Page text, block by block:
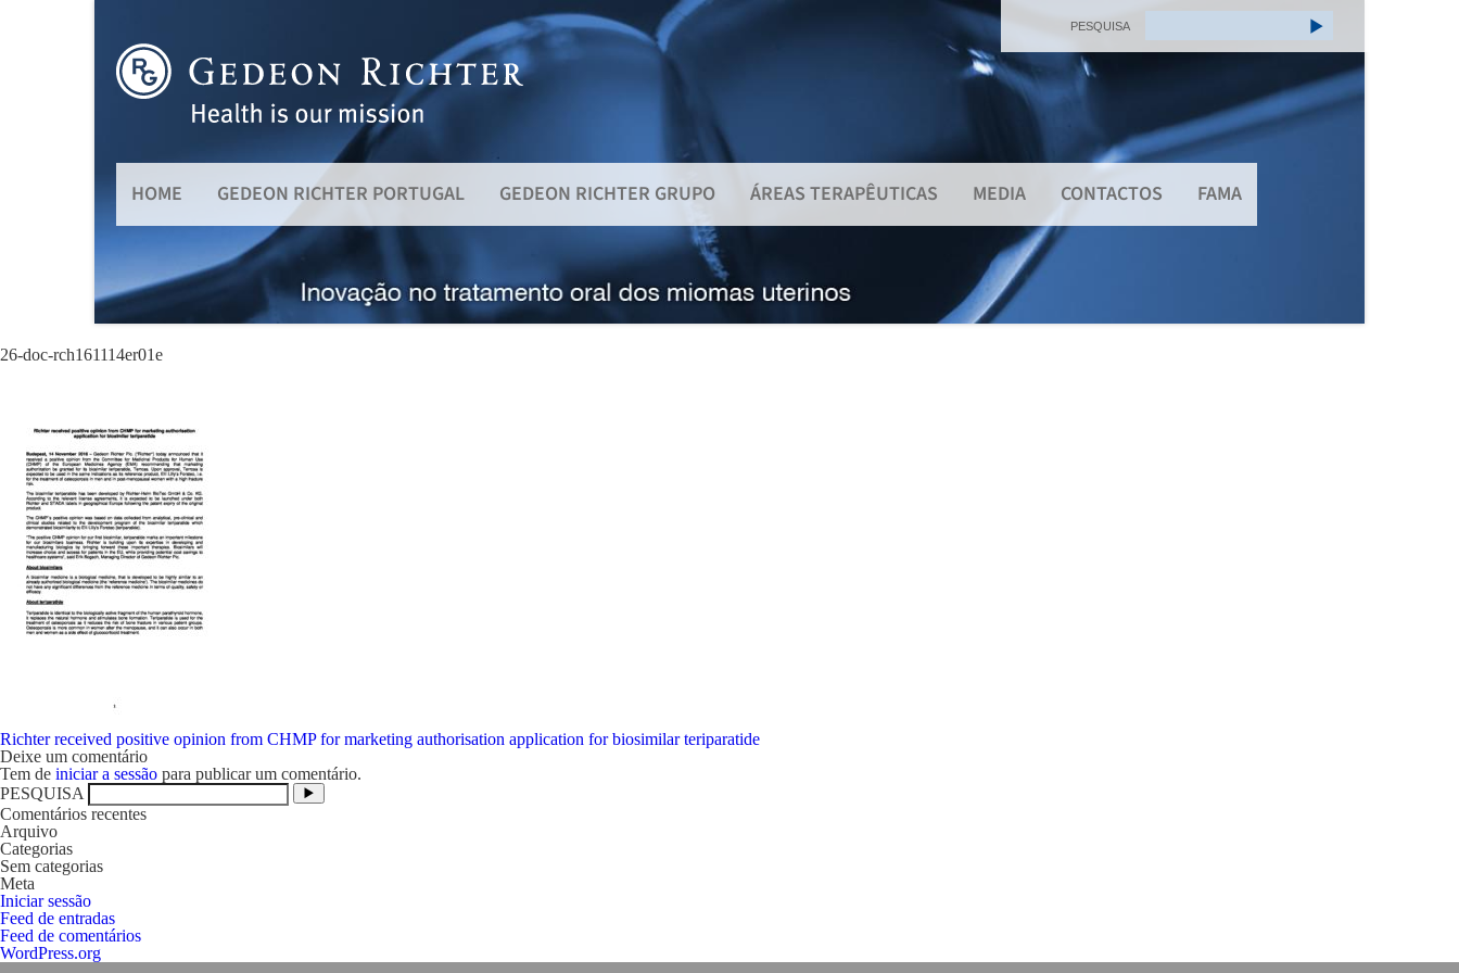
PESQUISA
HOME GEDEON RICHTER PORTUGAL GEDEON RICHTER GRUPO ÁREAS TERAPÊUTICAS MEDIA CONTACTOS FAMA
26-doc-rch161114er01e
Navegação
de
artigos
Richter received positive opinion from CHMP for marketing authorisation application for biosimilar teriparatide
Deixe um comentário
Tem de iniciar a sessão para publicar um comentário.
PESQUISA
Comentários recentes
Arquivo
Categorias
Sem categorias
Meta
Iniciar sessão
Feed de entradas
Feed de comentários
WordPress.org